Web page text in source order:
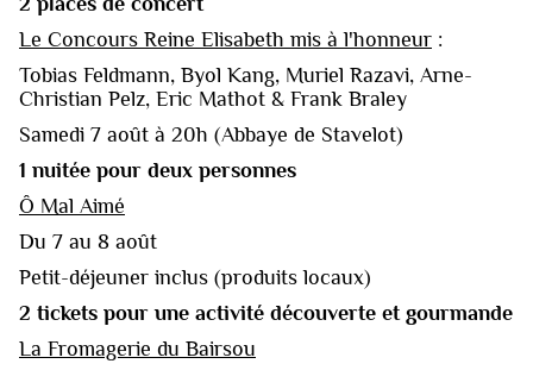
Le Concours Reine Elisabeth mis à l'honneur :
Tobias Feldmann, Byol Kang, Muriel Razavi, Arne-
Christian Pelz, Eric Mathot & Frank Braley
Samedi 7 août à 20h (Abbaye de Stavelot)
1 nuitée pour deux personnes
Ô Mal Aimé
Du 7 au 8 août
Petit-déjeuner inclus (produits locaux)
2 tickets pour une activité découverte et gourmande
La Fromagerie du Bairsou